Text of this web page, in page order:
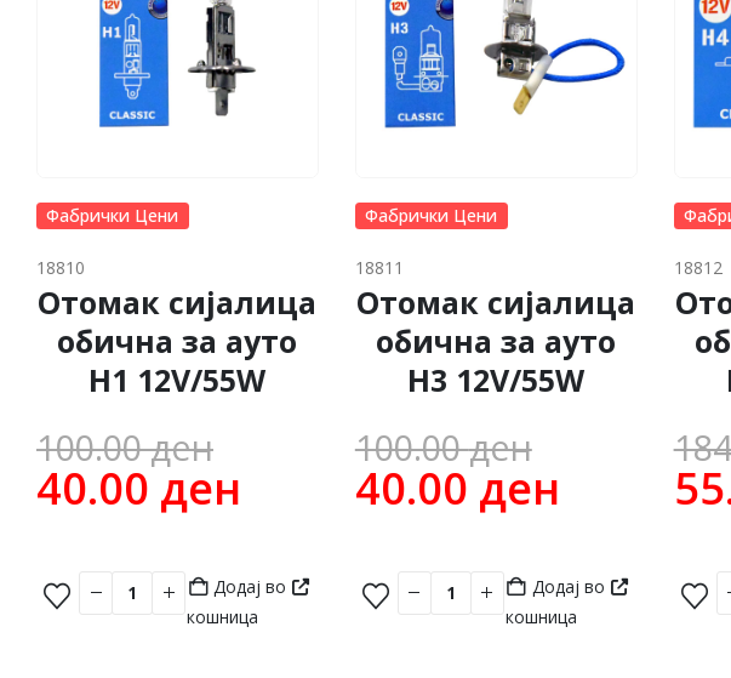
Фабрички Цени
18810
Отомак сијалица
обична за ауто
H1 12V/55W
100.00ден Original
price
100.00 ден.
40.00 ден Current
is:
40.00 ден.
Додај во
кошница
Фабрички Цени
18811
Отомак сијалица
обична за ауто
H3 12V/55W
100.00ден Original
price
100.00
40.00 ден Current
is:
40.00
Додај во
кошница
18812